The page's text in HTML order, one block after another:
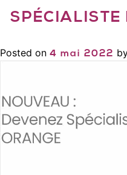
SPÉCIALISTE
Posted on 4 mai 2022